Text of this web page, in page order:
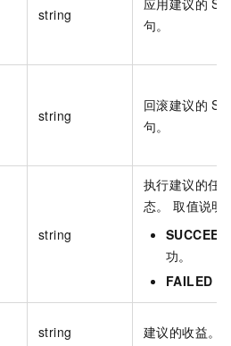
string
句。
string
回滚建议的
句。
string
执行建议的任
态。 取值说明
SUCCEED
功。
FAILED
string 建议的收益。